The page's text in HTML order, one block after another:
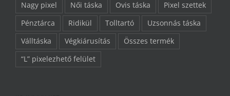
Nagy pixel
Női táska Ovis táska
Pixel szettek
Pénztárca
Ridikül Tolltartó
Uzsonnás táska
Válltáska
Végkiárusítás
Összes termék
“L” pixelezhető felület